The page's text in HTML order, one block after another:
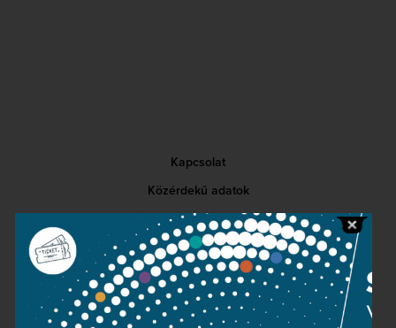
Kapcsolat
Közérdekű adatok
Sajtószoba
Adatvédelem
Impresszum